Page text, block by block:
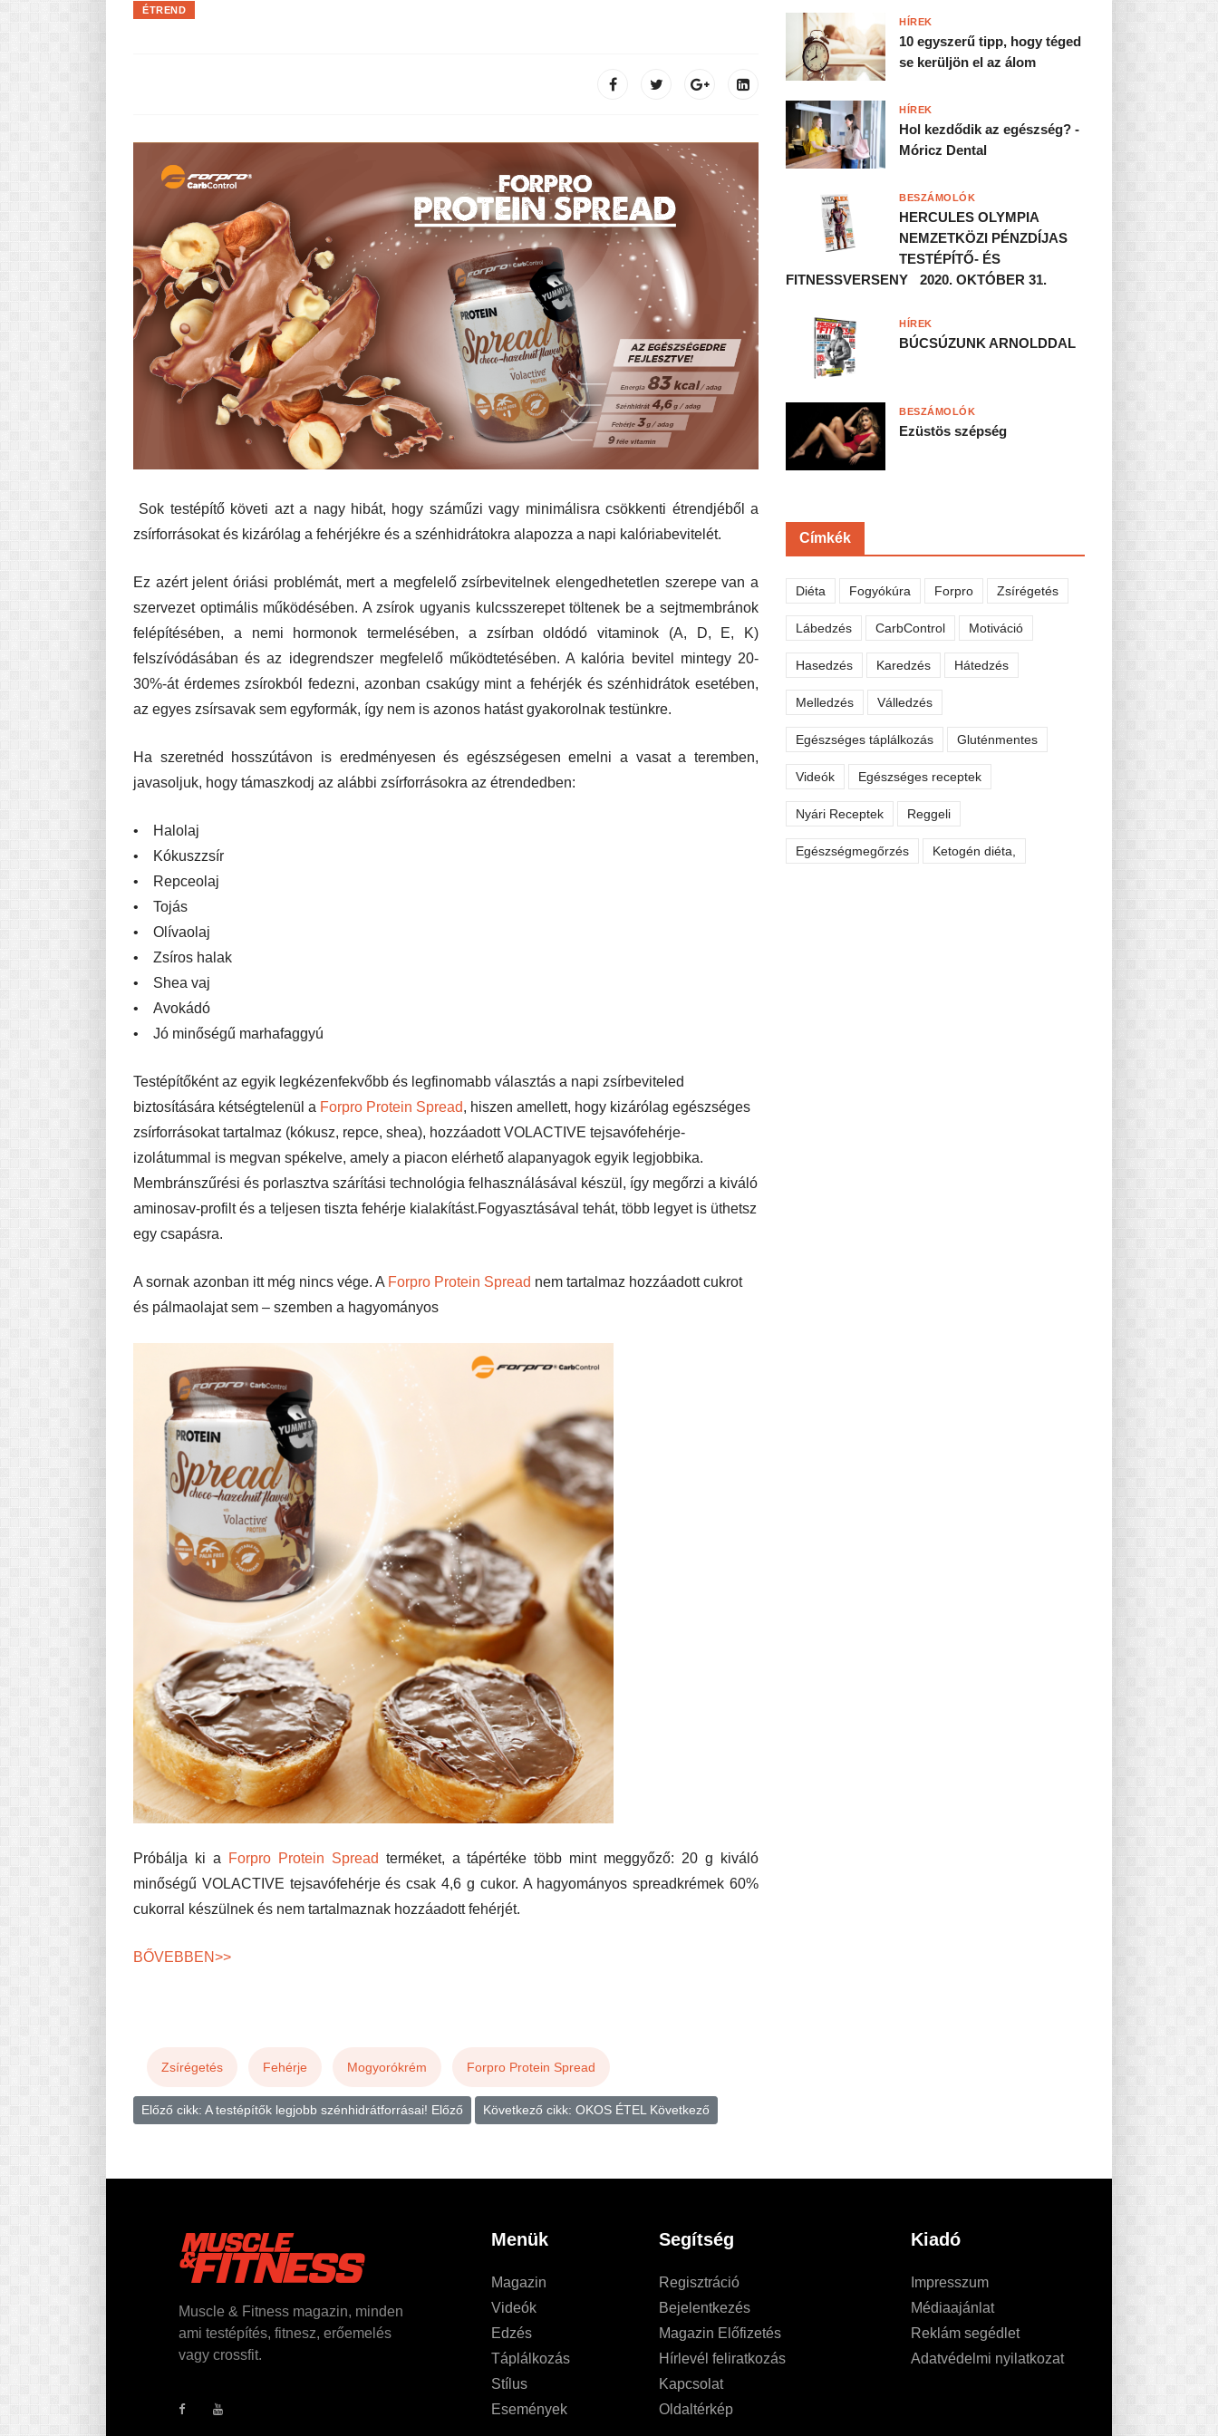
ÉTREND
Sok testépítő követi azt a nagy hibát, hogy száműzi vagy minimálisra csökkenti étrendjéből a
zsírforrásokat és kizárólag a fehérjékre és a szénhidrátokra alapozza a napi kalóriabevitelét.
Ez azért jelent óriási problémát, mert a megfelelő zsírbevitelnek elengedhetetlen szerepe van a
szervezet optimális működésében. A zsírok ugyanis kulcsszerepet töltenek be a sejtmembránok
felépítésében, a nemi hormonok termelésében, a zsírban oldódó vitaminok (A, D, E, K)
felszívódásában és az idegrendszer megfelelő működtetésében. A kalória bevitel mintegy 20-
30%-át érdemes zsírokból fedezni, azonban csakúgy mint a fehérjék és szénhidrátok esetében,
az egyes zsírsavak sem egyformák, így nem is azonos hatást gyakorolnak testünkre.
Ha szeretnéd hosszútávon is eredményesen és egészségesen emelni a vasat a teremben,
javasoljuk, hogy támaszkodj az alábbi zsírforrásokra az étrendedben:
• Halolaj
• Kókuszzsír
• Repceolaj
• Tojás
• Olívaolaj
• Zsíros halak
• Shea vaj
• Avokádó
• Jó minőségű marhafaggyú
Testépítőként az egyik legkézenfekvőbb és legfinomabb választás a napi zsírbeviteled
biztosítására kétségtelenül a Forpro Protein Spread, hiszen amellett, hogy kizárólag egészséges
zsírforrásokat tartalmaz (kókusz, repce, shea), hozzáadott VOLACTIVE tejsavófehérje-
izolátummal is megvan spékelve, amely a piacon elérhető alapanyagok egyik legjobbika.
Membránszűrési és porlasztva szárítási technológia felhasználásával készül, így megőrzi a kiváló
aminosav-profilt és a teljesen tiszta fehérje kialakítást.Fogyasztásával tehát, több legyet is üthetsz
egy csapásra.
A sornak azonban itt még nincs vége. A Forpro Protein Spread nem tartalmaz hozzáadott cukrot
és pálmaolajat sem – szemben a hagyományos
Próbálja ki a Forpro Protein Spread terméket, a tápértéke több mint meggyőző: 20 g kiváló
minőségű VOLACTIVE tejsavófehérje és csak 4,6 g cukor. A hagyományos spreadkrémek 60%
cukorral készülnek és nem tartalmaznak hozzáadott fehérjét.
BŐVEBBEN>>
Zsírégetés Fehérje Mogyorókrém Forpro Protein Spread
Előző cikk: A testépítők legjobb szénhidrátforrásai! Előző Következő cikk: OKOS ÉTEL Következő
10 egyszerű tipp, hogy téged
se kerüljön el az álom
HÍREK
Hol kezdődik az egészség? -
Móricz Dental
HÍREK
HERCULES OLYMPIA
NEMZETKÖZI PÉNZDÍJAS
TESTÉPÍTŐ- ÉS
FITNESSVERSENY 2020. OKTÓBER 31.
BESZÁMOLÓK
BÚCSÚZUNK ARNOLDDAL
HÍREK
Ezüstös szépség
BESZÁMOLÓK
Címkék
Diéta Fogyókúra Forpro Zsírégetés
Lábedzés CarbControl Motiváció
Hasedzés Karedzés Hátedzés
Melledzés Válledzés
Egészséges táplálkozás Gluténmentes
Videók Egészséges receptek
Nyári Receptek Reggeli
Egészségmegőrzés Ketogén diéta,
Muscle & Fitness magazin, minden
ami testépítés, fitnesz, erőemelés
vagy crossfit.
Menük
Magazin
Videók
Edzés
Táplálkozás
Stílus
Események
Segítség
Regisztráció
Bejelentkezés
Magazin Előfizetés
Hírlevél feliratkozás
Kapcsolat
Oldaltérkép
Kiadó
Impresszum
Médiaajánlat
Reklám segédlet
Adatvédelmi nyilatkozat